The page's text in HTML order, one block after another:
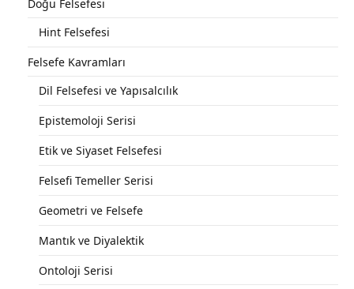
Doğu Felsefesi
Hint Felsefesi
Felsefe Kavramları
Dil Felsefesi ve Yapısalcılık
Epistemoloji Serisi
Etik ve Siyaset Felsefesi
Felsefi Temeller Serisi
Geometri ve Felsefe
Mantık ve Diyalektik
Ontoloji Serisi